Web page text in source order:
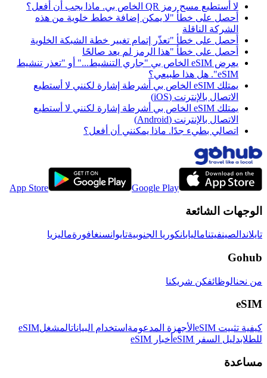
لا أستطيع مسح رمز QR الخاص بي. ماذا يجب أن أفعل؟
أحصل على خطأ "لا يمكن إضافة خطط خلوية من هذه
الشركة الناقلة
أحصل على خطأ "تعذّر إتمام تغيير خطة الشبكة الخلوية
أحصل على خطأ "هذا الرمز لم يعد صالحًا
يعرض eSIM الخاص بي "جاري التنشيط..." أو "تعذر تنشيط
eSIM". هل هذا طبيعي؟
يمتلك eSIM الخاص بي أشرطة إشارة لكنني لا أستطيع
الاتصال بالإنترنت (iOS)
يمتلك eSIM الخاص بي أشرطة إشارة لكنني لا أستطيع
الاتصال بالإنترنت (Android)
اتصالي بطيء جدًا. ماذا يمكنني أن أفعل؟
App Store Google Play
الوجهات الشائعة
تايلاند الصينفيتناماليابانكوريا الجنوبيةتايوانسنغافورةماليزيا
Gohub
من نحنالوظائفكن شريكنا
eSIM
كيفية تثبيت eSIM الأجهزة المدعومة استخدام البياناتالمشغلeSIM
للطلابدليل السفر eSIM أخبار eSIM
مساعدة